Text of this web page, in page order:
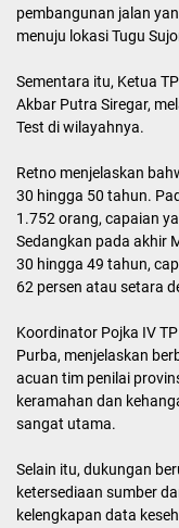
pembangunan jalan
menuju lokasi Tugu
Sementara itu, Ketua
Akbar Putra Siregar,
Test di wilayahnya.
Retno menjelaskan
30 hingga 50 tahun.
1.752 orang, capaian
Sedangkan pada akhir
30 hingga 49 tahun,
62 persen atau setara
Koordinator Pojka IV
Purba, menjelaskan
acuan tim penilai
keramahan dan
sangat utama.
Selain itu, dukungan
ketersediaan sumber
kelengkapan data